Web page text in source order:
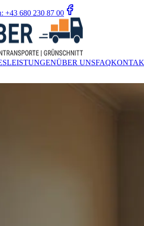
+43 680 230 87 00
LEISTUNGENÜBER UNSFAQ